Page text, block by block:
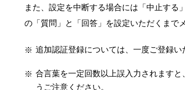
また、設定を中断する場合には「中止する
の「質問」と「回答」を設定いただくまで
追加認証登録については、一度ご登録い
合言葉を一定回数以上誤入力されます
うご注意ください。